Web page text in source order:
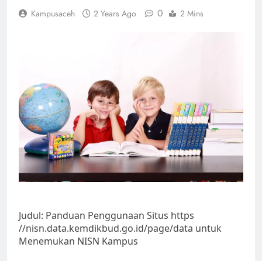
Kampusaceh 2 Years Ago 0 2 Mins
Judul: Panduan Penggunaan Situs https
//nisn.data.kemdikbud.go.id/page/data untuk
Menemukan NISN Kampus